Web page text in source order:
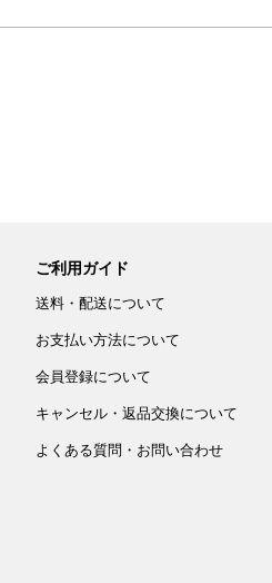
ご利用ガイド
送料・配送について
お支払い方法について
会員登録について
キャンセル・返品交換について
よくある質問・お問い合わせ